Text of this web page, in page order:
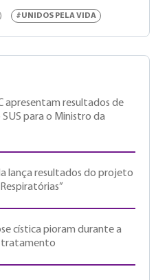
#UNIDOS PELA VIDA
apresentam resultados de
para o Ministro da
lança resultados do projeto
cística pioram durante a
tratamento